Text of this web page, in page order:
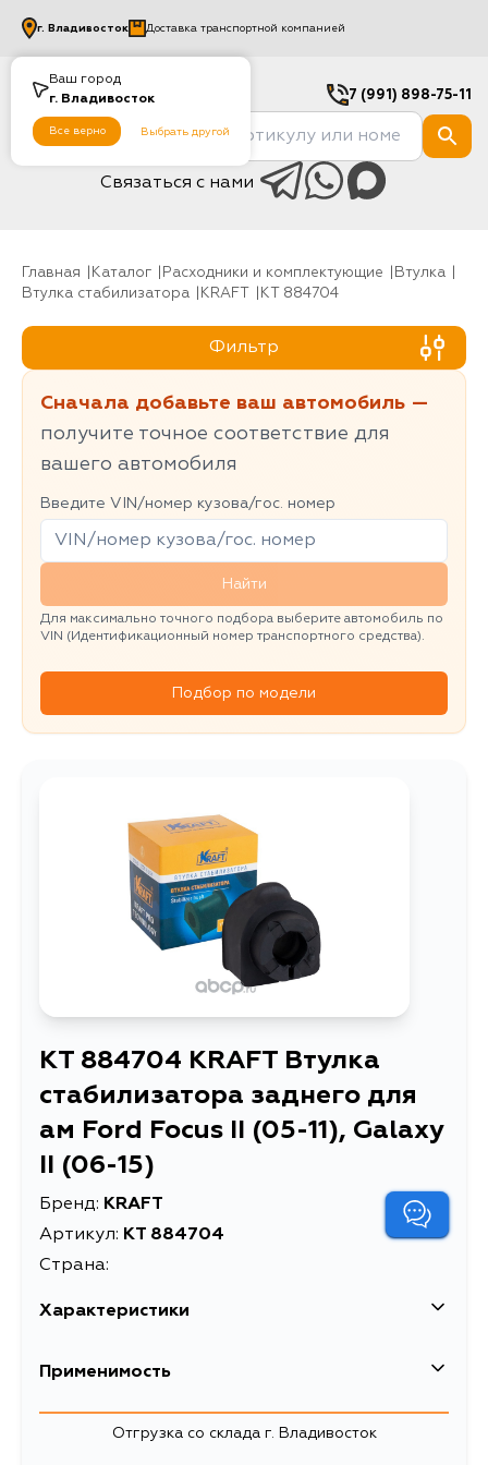
Ваш город
г. Владивосток
Все верно Выбрать другой
г. Владивосток Доставка транспортной компанией
7 (991) 898-75-11
Связаться с нами
Главная Каталог Расходники и комплектующие
Втулка
Втулка стабилизатора
KRAFT KT 884704
Фильтр
Сначала добавьте ваш автомобиль —
получите точное соответствие для
вашего автомобиля
Введите VIN/номер кузова/гос. номер
Найти
Для максимально точного подбора выберите автомобиль по
VIN (Идентификационный номер транспортного средства).
Подбор по модели
KT 884704 KRAFT Втулка
стабилизатора заднего для
ам Ford Focus II (05-11), Galaxy
II (06-15)
Бренд: KRAFT
Артикул: KT 884704
Страна:
Характеристики
EAN-13
Длина упаковки, мм 62
Применимость
Отгрузка со склада г. Владивосток